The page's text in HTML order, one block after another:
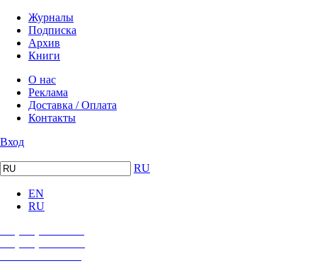
Журналы
Подписка
Архив
Книги
О нас
Реклама
Доставка / Оплата
Контакты
Вход
RU
EN
RU